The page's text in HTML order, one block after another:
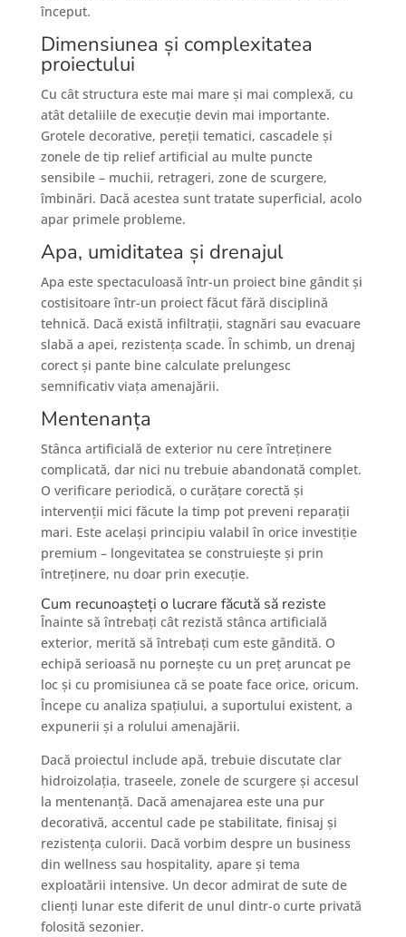
început.
Dimensiunea și complexitatea
proiectului
Cu cât structura este mai mare și mai complexă, cu
atât detaliile de execuție devin mai importante.
Grotele decorative, pereții tematici, cascadele și
zonele de tip relief artificial au multe puncte
sensibile – muchii, retrageri, zone de scurgere,
îmbinări. Dacă acestea sunt tratate superficial, acolo
apar primele probleme.
Apa, umiditatea și drenajul
Apa este spectaculoasă într-un proiect bine gândit și
costisitoare într-un proiect făcut fără disciplină
tehnică. Dacă există infiltrații, stagnări sau evacuare
slabă a apei, rezistența scade. În schimb, un drenaj
corect și pante bine calculate prelungesc
semnificativ viața amenajării.
Mentenanța
Stânca artificială de exterior nu cere întreținere
complicată, dar nici nu trebuie abandonată complet.
O verificare periodică, o curățare corectă și
intervenții mici făcute la timp pot preveni reparații
mari. Este același principiu valabil în orice investiție
premium – longevitatea se construiește și prin
întreținere, nu doar prin execuție.
Cum recunoașteți o lucrare făcută să reziste
Înainte să întrebați cât rezistă stânca artificială
exterior, merită să întrebați cum este gândită. O
echipă serioasă nu pornește cu un preț aruncat pe
loc și cu promisiunea că se poate face orice, oricum.
Începe cu analiza spațiului, a suportului existent, a
expunerii și a rolului amenajării.
Dacă proiectul include apă, trebuie discutate clar
hidroizolația, traseele, zonele de scurgere și accesul
la mentenanță. Dacă amenajarea este una pur
decorativă, accentul cade pe stabilitate, finisaj și
rezistența culorii. Dacă vorbim despre un business
din wellness sau hospitality, apare și tema
exploatării intensive. Un decor admirat de sute de
clienți lunar este diferit de unul dintr-o curte privată
folosită sezonier.